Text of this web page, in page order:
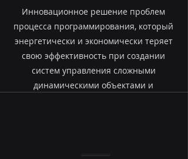
Инновационное решение проблем
процесса программирования, который
энергетически и экономически теряет
свою эффективность при создании
систем управления сложными
динамическими объектами и